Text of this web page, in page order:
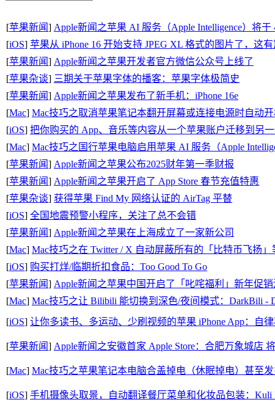
[苹果新闻] Apple新闻之苹果 AI 服务（Apple Intelligence）将
[iOS] 苹果从 iPhone 16 开始支持 JPEG XL 格式的图片了，这
[苹果新闻] Apple新闻之苹果开发者官方微信公众号上线了
[苹果杂谈] 三期关于苹果字体的播客：苹果字体极简史
[苹果新闻] Apple新闻之苹果发布了新手机：iPhone 16e
[Mac] Mac技巧之取消苹果笔记本翻开屏幕或连接电源时自动
[iOS] 把你购买的 App、音乐等内容从一个苹果账户迁移到另
[Mac] Mac技巧之国行苹果电脑启用苹果 AI 服务（Apple
[苹果新闻] Apple新闻之苹果公布2025财年第一季财报
[苹果新闻] Apple新闻之苹果开启了 App Store 春节充值特惠
[苹果杂谈] 获得苹果 Find My 网络认证的 AirTag 平替
[iOS] 全国地震预警小程序，关注了总不会错
[苹果新闻] Apple新闻之苹果在上海成立了一家新公司
[Mac] Mac技巧之在 Twitter / X 自动屏蔽所有的「比特币飞扬
[iOS] 购买打烊/临期折扣食品：Too Good To Go
[苹果新闻] Apple新闻之苹果中国开启了「叱咤福利」新年促
[Mac] Mac技巧之让 Bilibili 能切换到深色/夜间模式：DarkBili -
[iOS] 让你多读书、多运动、少刷视频的苹果 iPhone App：自
[苹果新闻] Apple新闻之安徽首家 Apple Store：合肥万象城店
[Mac] Mac技巧之苹果笔记本电脑合盖掉电（休眠掉电）甚至
[iOS] 手机摄像头取景，自动翻译餐厅菜单和化妆品包装：